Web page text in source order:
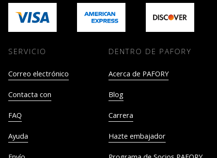
SERVICIO
Correo electrónico
Contacta con
FAQ
Ayuda
DENTRO DE PAFORY
Acerca de PAFORY
Blog
Carrera
Hazte embajador